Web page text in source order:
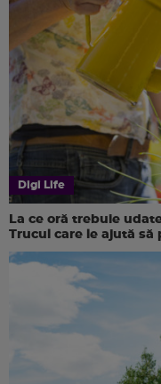
Digi Life
La ce oră trebuie
Trucul care le ajută să